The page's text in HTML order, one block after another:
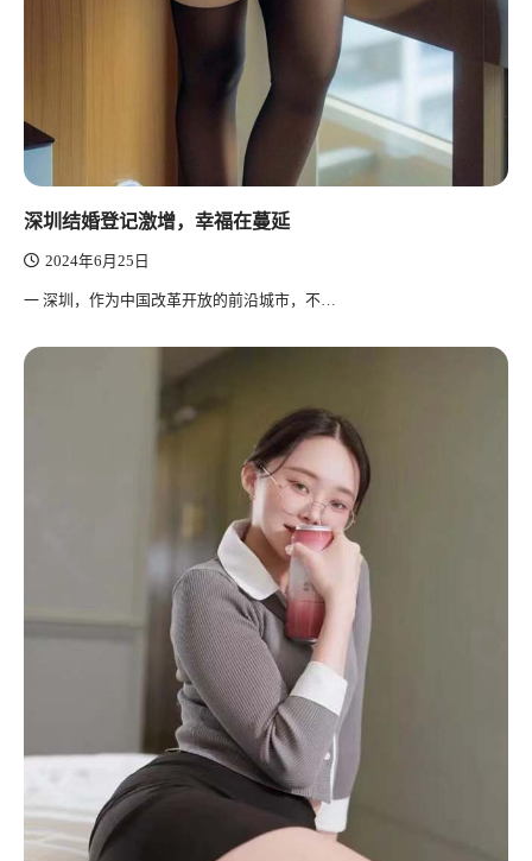
深圳结婚登记激增，幸福在蔓延
2024年6月25日
一 深圳，作为中国改革开放的前沿城市，不…